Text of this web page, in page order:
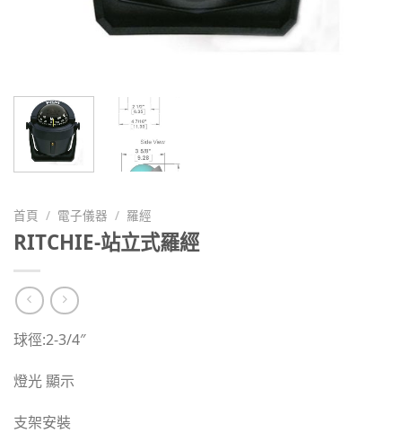
首頁 / 電子儀器 / 羅經
RITCHIE-站立式羅經
球徑:2-3/4″
燈光 顯示
支架安裝